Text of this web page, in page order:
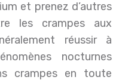
et prenez d’autres
les crampes aux
réussir à
nocturnes
crampes en toute